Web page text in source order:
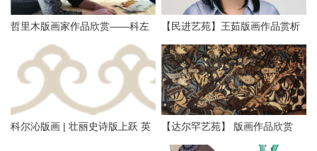
哲里木版画家作品欣赏——科左
中旗版画家李忠斌作品赏析
【民进艺苑】王茹版画作品赏析
科尔沁版画 | 壮丽史诗版上跃 英
【达尔罕艺苑】 版画作品欣赏